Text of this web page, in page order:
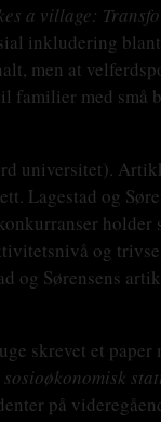
a village:
inkludering
men at
med små
universitet).
Lagestad og
og
og Sørensens
skrevet et
på